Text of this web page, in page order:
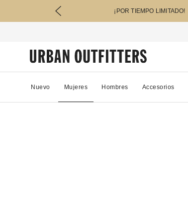
¡POR TIEMPO LIMITADO!
Nuevo Mujeres Hombres Accesorios